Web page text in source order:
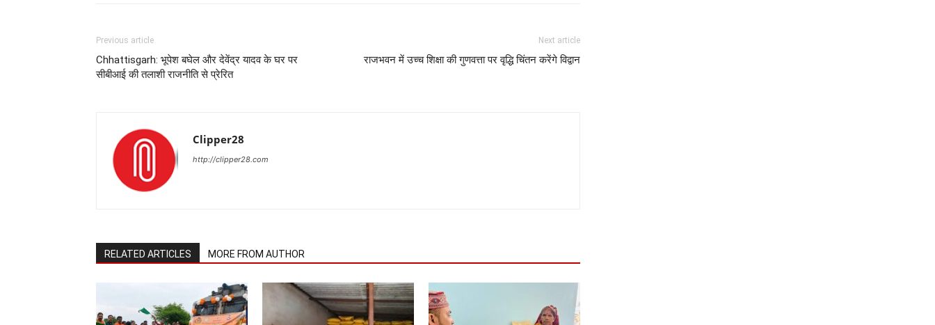
Previous article
Chhattisgarh: भूपेश बघेल और देवेंद्र यादव के घर पर
सीबीआई की तलाशी राजनीति से प्रेरित
Next article
राजभवन में उच्च शिक्षा की गुणवत्ता पर वृद्धि चिंतन करेंगे विद्वान
Clipper28
http://clipper28.com
RELATED ARTICLES MORE FROM AUTHOR